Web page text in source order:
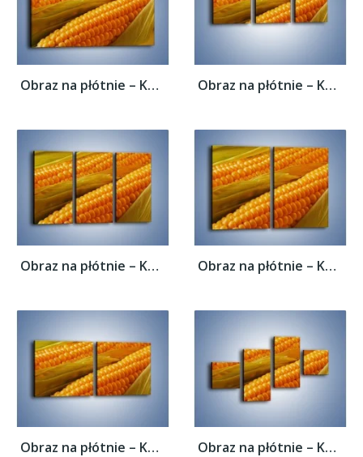
Obraz na płótnie – Kolby dojrzałych... Obraz na płótnie – Kolby dojrzałych...
Obraz na płótnie – Kolby dojrzałych... Obraz na płótnie – Kolby dojrzałych...
Obraz na płótnie – Kolby dojrzałych... Obraz na płótnie – Kolby dojrzałych...